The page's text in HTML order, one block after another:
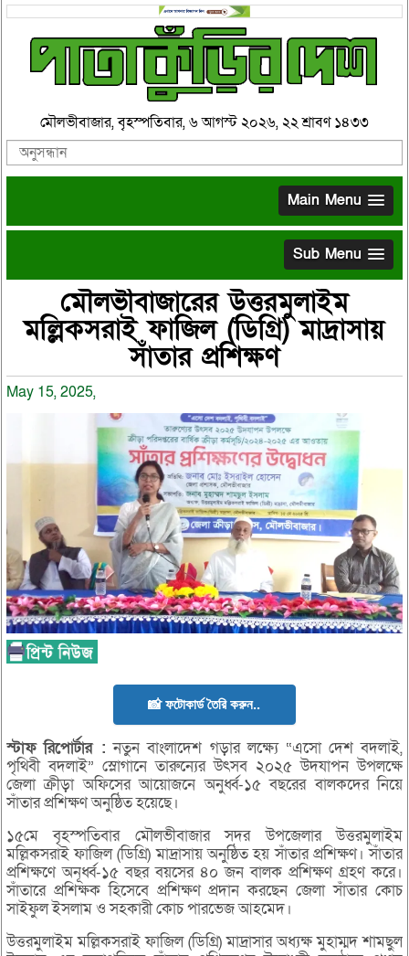
মৌলভীবাজার, বৃহস্পতিবার, ৬ আগস্ট ২০২৬, ২২ শ্রাবণ ১৪৩৩
Main Menu
Sub Menu
মৌলভীবাজারের উত্তরমুলাইম
মল্লিকসরাই ফাজিল (ডিগ্রি) মাদ্রাসায়
সাঁতার প্রশিক্ষণ
May 15, 2025,
📸 ফটোকার্ড তৈরি করুন..
স্টাফ রিপোর্টার: নতুন বাংলাদেশ গড়ার লক্ষ্যে “এসো দেশ বদলাই,
পৃথিবী বদলাই” স্লোগানে তারুন্যের উৎসব ২০২৫ উদযাপন উপলক্ষে
জেলা ক্রীড়া অফিসের আয়োজনে অনুর্ধ্ব-১৫ বছরের বালকদের নিয়ে
সাঁতার প্রশিক্ষণ অনুষ্ঠিত হয়েছে।
১৫মে বৃহস্পতিবার মৌলভীবাজার সদর উপজেলার উত্তরমুলাইম
মল্লিকসরাই ফাজিল (ডিগ্রি) মাদ্রাসায় অনুষ্ঠিত হয় সাঁতার প্রশিক্ষণ। সাঁতার
প্রশিক্ষণে অনূর্ধ্ব-১৫ বছর বয়সের ৪০ জন বালক প্রশিক্ষণ গ্রহণ করে।
সাঁতারে প্রশিক্ষক হিসেবে প্রশিক্ষণ প্রদান করছেন জেলা সাঁতার কোচ
সাইফুল ইসলাম ও সহকারী কোচ পারভেজ আহমেদ।
উত্তরমুলাইম মল্লিকসরাই ফাজিল (ডিগ্রি) মাদ্রাসার অধ্যক্ষ মুহাম্মদ শামছুল